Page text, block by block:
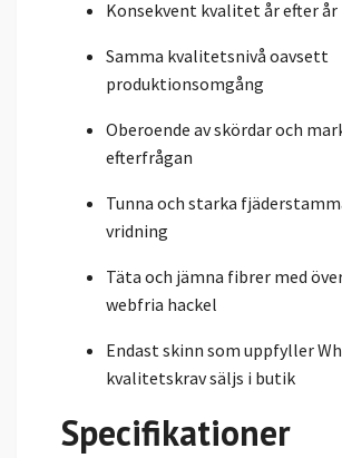
Konsekvent kvalitet år efter år
Samma kvalitetsnivå oavsett
produktionsomgång
Oberoende av skördar och
efterfrågan
Tunna och starka
vridning
Täta och jämna fibrer med
webfria hackel
Endast skinn som uppfyller
kvalitetskrav säljs i butik
Specifikationer